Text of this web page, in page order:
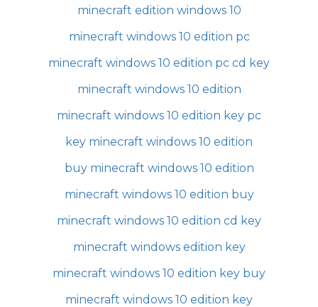
minecraft edition windows 10
minecraft windows 10 edition pc
minecraft windows 10 edition pc cd key
minecraft windows 10 edition
minecraft windows 10 edition key pc
key minecraft windows 10 edition
buy minecraft windows 10 edition
minecraft windows 10 edition buy
minecraft windows 10 edition cd key
minecraft windows edition key
minecraft windows 10 edition key buy
minecraft windows 10 edition key